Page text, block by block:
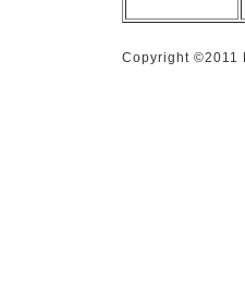
Copyright ©2011